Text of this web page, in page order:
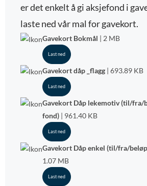
er det enkelt å gi aksjefond i
laste ned vår mal for gavekort.
Gavekort Bokmål | 2 MB
Last ned
Gavekort dåp _flagg | 693.89 KB
Last ned
Gavekort Dåp lekemotiv (til/fra/
fond) | 961.40 KB
Last ned
Gavekort Dåp enkel (til/fra/
1.07 MB
Last ned